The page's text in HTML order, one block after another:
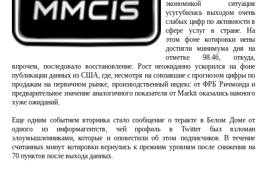
экономикой ситуация
усугубилась выходом очень
слабых цифр по активности в
сфере услуг в стране. На
этом фоне котировки иены
достигли минимума дня на
отметке 98.46, откуда,
впрочем, последовало восстановление. Рост неожиданно ускорился на фоне
публикации данных из США, где, несмотря на совпавшие с прогнозом цифры по
продажам на первичном рынке, производственный индекс от ФРБ Ричмонда и
предварительное значение аналогичного показателя от Markit оказались намного
хуже ожиданий.
Еще одним событием вторника стало сообщение о теракте в Белом Доме от
одного из информагентств, чей профиль в Twitter был взломан
злоумышленниками, которые и оповестили об этом подписчиков. В течение
считанных минут котировки вернулись к прежним уровням после снижения на
70 пунктов после выхода данных.